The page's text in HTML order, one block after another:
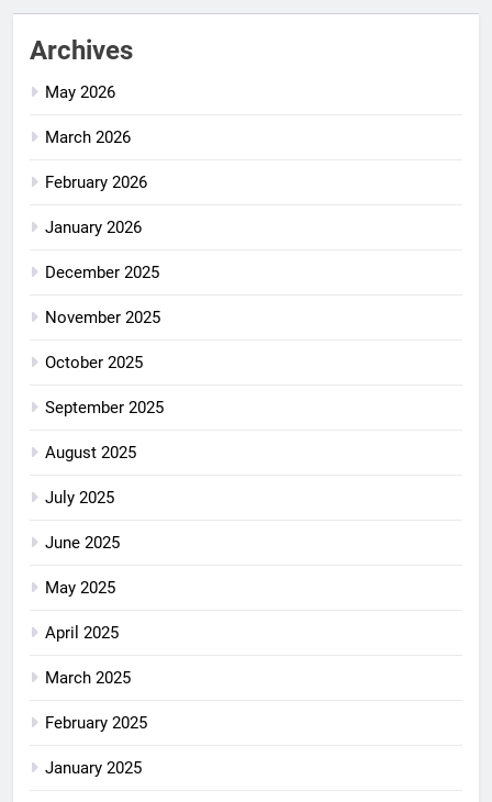
Archives
May 2026
March 2026
February 2026
January 2026
December 2025
November 2025
October 2025
September 2025
August 2025
July 2025
June 2025
May 2025
April 2025
March 2025
February 2025
January 2025